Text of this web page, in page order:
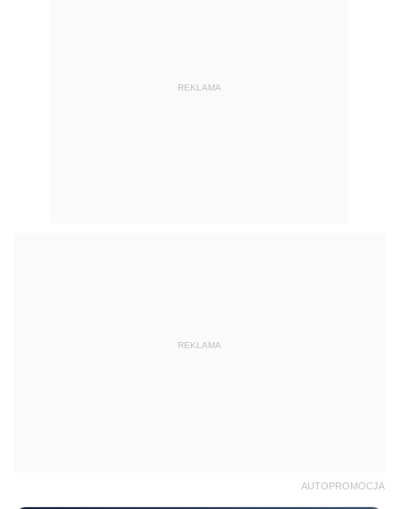
REKLAMA
REKLAMA
AUTOPROMOCJA